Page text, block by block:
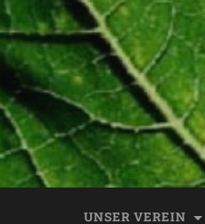
UNSER VEREIN